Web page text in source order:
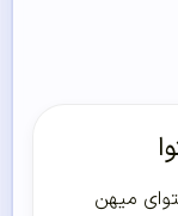
میهن